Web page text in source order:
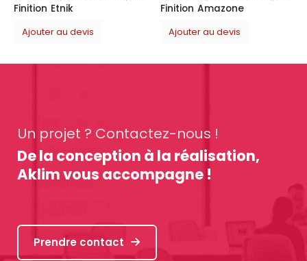
Finition Amazone
Ajouter au devis
Un projet ? Contactez-nous !
De la conception à la réalisation,
Aklim vous accompagne !
Prendre contact